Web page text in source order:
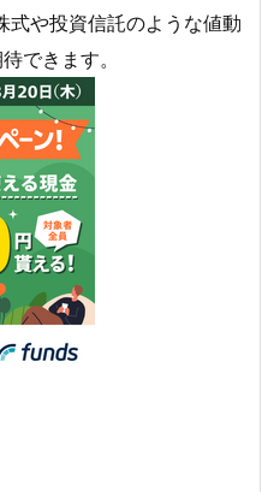
式や投資信託のような値動
できます。